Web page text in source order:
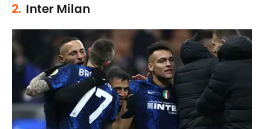
2. Inter Milan